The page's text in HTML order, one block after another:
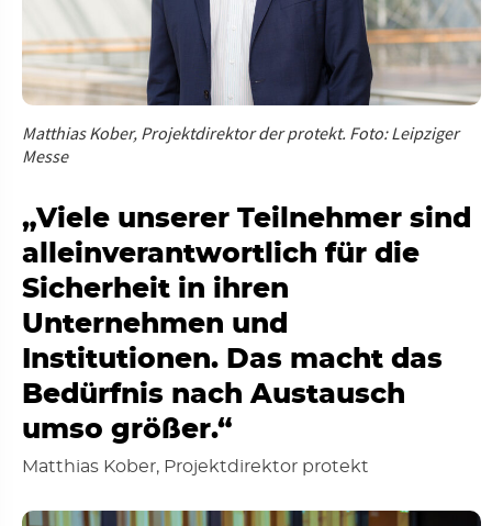
Matthias Kober, Projektdirektor der protekt. Foto: Leipziger
Messe
„Viele unserer Teilnehmer sind
alleinverantwortlich für die
Sicherheit in ihren
Unternehmen und
Institutionen. Das macht das
Bedürfnis nach Austausch
umso größer.“
Matthias Kober, Projektdirektor protekt